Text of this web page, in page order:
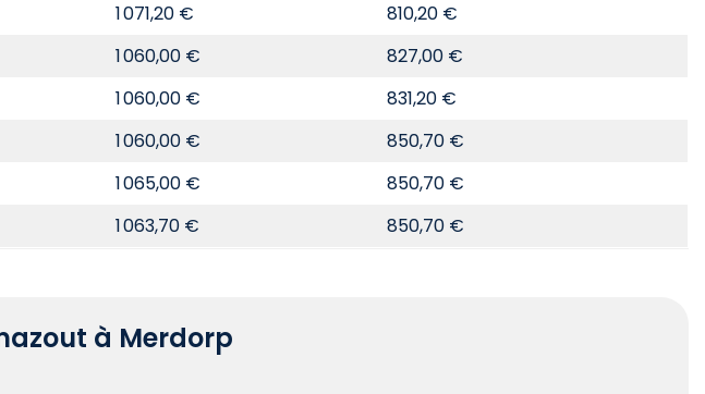
1 071,20 €
810,20 €
1 060,00 €
827,00 €
1 060,00 €
831,20 €
1 060,00 €
850,70 €
1 065,00 €
850,70 €
1 063,70 € 850,70 €
à Merdorp